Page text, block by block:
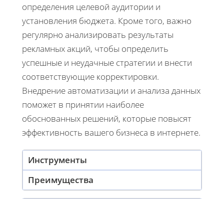
определения целевой аудитории и
установления бюджета. Кроме того, важно
регулярно анализировать результаты
рекламных акций, чтобы определить
успешные и неудачные стратегии и внести
соответствующие корректировки.
Внедрение автоматизации и анализа данных
поможет в принятии наиболее
обоснованных решений, которые повысят
эффективность вашего бизнеса в интернете.
Инструменты
Преимущества